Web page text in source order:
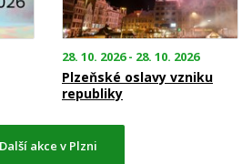
28. 10. 2026 - 28. 10. 2026
Plzeňské oslavy vzniku
republiky
Další akce v Plzni